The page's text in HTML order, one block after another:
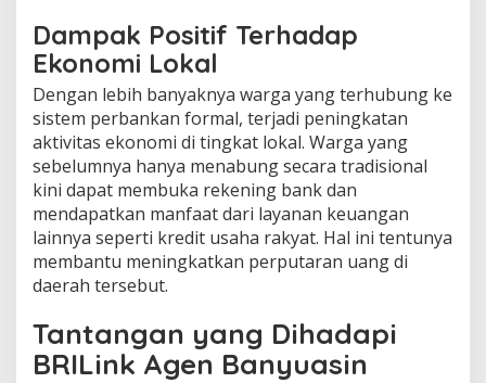
Dampak Positif Terhadap
Ekonomi Lokal
Dengan lebih banyaknya warga yang terhubung ke
sistem perbankan formal, terjadi peningkatan
aktivitas ekonomi di tingkat lokal. Warga yang
sebelumnya hanya menabung secara tradisional
kini dapat membuka rekening bank dan
mendapatkan manfaat dari layanan keuangan
lainnya seperti kredit usaha rakyat. Hal ini tentunya
membantu meningkatkan perputaran uang di
daerah tersebut.
Tantangan yang Dihadapi
BRILink Agen Banyuasin